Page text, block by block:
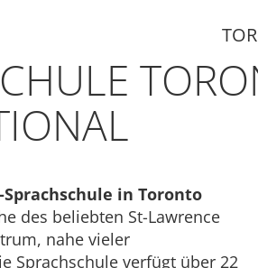
in Toronto
des beliebten St-Lawrence
nahe vieler
Sprachschule verfügt über 22